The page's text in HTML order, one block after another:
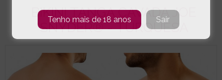
BIKINI TANGA CAVADA JOE
SNYDER® - TURQUESA
Tenho mais de 18 anos Sair